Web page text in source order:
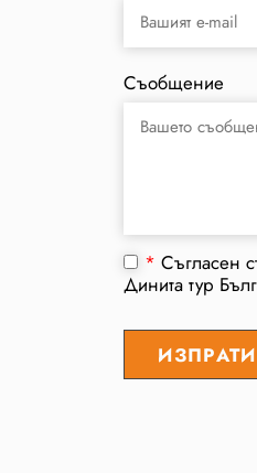
Съобщение
* Съгласен
Динита тур